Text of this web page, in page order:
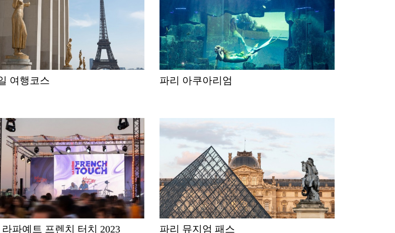
일 여행코스 파리 아쿠아리엄
라파예트 프렌치 터치 2023 파리 뮤지엄 패스